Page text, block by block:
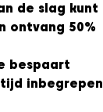
de slag kunt
ontvang 50%
bespaart
inbegrepen